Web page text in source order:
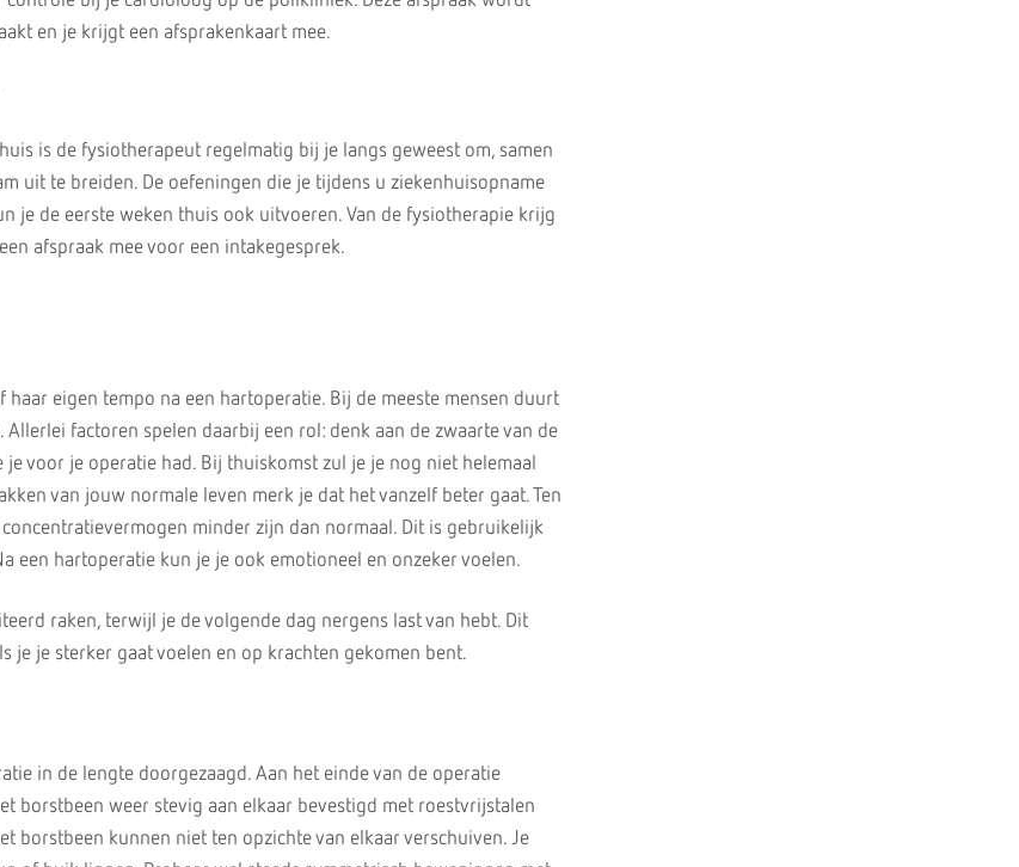
en je krijgt een afsprakenkaart mee.
is de fysiotherapeut regelmatig bij je langs geweest om, samen
uit te breiden. De oefeningen die je tijdens u ziekenhuisopname
je de eerste weken thuis ook uitvoeren. Van de fysiotherapie krijg
afspraak mee voor een intakegesprek.
eigen tempo na een hartoperatie. Bij de meeste mensen duurt
Allerlei factoren spelen daarbij een rol: denk aan de zwaarte van de
je voor je operatie had. Bij thuiskomst zul je je nog niet helemaal
van jouw normale leven merk je dat het vanzelf beter gaat. Ten
minder zijn dan normaal. Dit is gebruikelijk
een hartoperatie kun je je ook emotioneel en onzeker voelen.
raken, terwijl je de volgende dag nergens last van hebt. Dit
je je sterker gaat voelen en op krachten gekomen bent.
in de lengte doorgezaagd. Aan het einde van de operatie
borstbeen weer stevig aan elkaar bevestigd met roestvrijstalen
borstbeen kunnen niet ten opzichte van elkaar verschuiven. Je